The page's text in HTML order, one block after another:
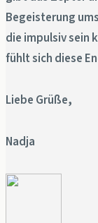
Begeisterung
die impulsiv sein
fühlt sich diese
Liebe Grüße,
Nadja